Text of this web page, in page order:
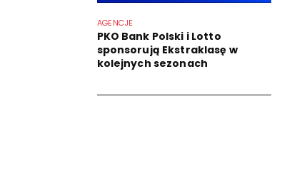
AGENCJE
PKO Bank Polski i Lotto
sponsorują Ekstraklasę w
kolejnych sezonach